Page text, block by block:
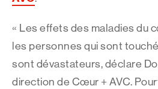
« Les effets des maladies du
les personnes qui sont
sont dévastateurs, déclare
direction de Cœur + AVC.